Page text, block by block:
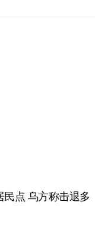
点 乌方称击退多